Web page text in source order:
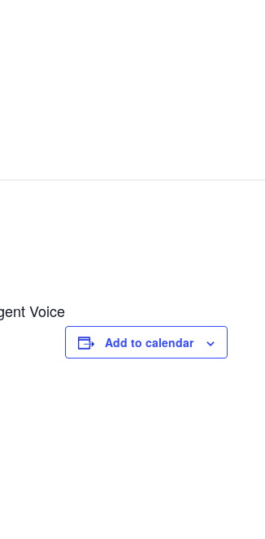
Voice
Add to calendar